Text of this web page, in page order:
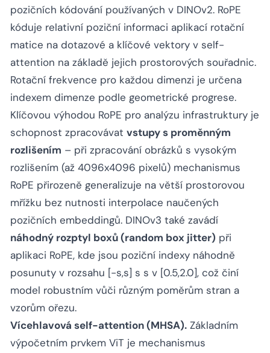
pozičních kódování používaných v DINOv2. RoPE
kóduje relativní poziční informaci aplikací rotační
matice na dotazové a klíčové vektory v self-
attention na základě jejich prostorových souřadnic.
Rotační frekvence pro každou dimenzi je určena
indexem dimenze podle geometrické progrese.
Klíčovou výhodou RoPE pro analýzu infrastruktury je
schopnost zpracovávat vstupy s proměnným
rozlišením – při zpracování obrázků s vysokým
rozlišením (až 4096x4096 pixelů) mechanismus
RoPE přirozeně generalizuje na větší prostorovou
mřížku bez nutnosti interpolace naučených
pozičních embeddingů. DINOv3 také zavádí
náhodný rozptyl boxů (random box jitter) při
aplikaci RoPE, kde jsou poziční indexy náhodně
posunuty v rozsahu [-s,s] s s v [0.5,2.0], což činí
model robustním vůči různým poměrům stran a
vzorům ořezu.
Vícehlavová self-attention (MHSA). Základním
výpočetním prvkem ViT je mechanismus